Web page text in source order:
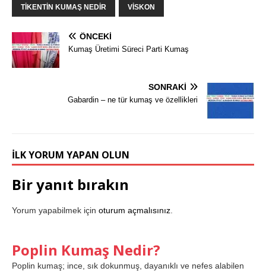
TIKENTIN KUMAŞ NEDIR VISKON
ÖNCEKI
Kumaş Üretimi Süreci Parti Kumaş
SONRAKI
Gabardin – ne tür kumaş ve özellikleri
İLK YORUM YAPAN OLUN
Bir yanıt bırakın
Yorum yapabilmek için oturum açmalısınız
Poplin Kumaş Nedir?
Poplin kumaş; ince, sık dokunmuş, dayanıklı ve nefes alabilen